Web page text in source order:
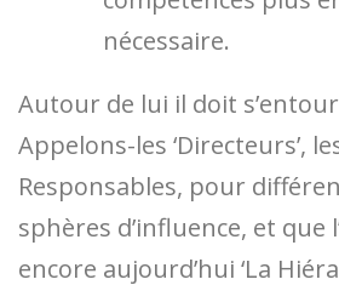
nécessaire.
Autour de lui il doit
Appelons-les ‘Directeurs’,
Responsables, pour
sphères d’influence, et que
encore aujourd’hui ‘La